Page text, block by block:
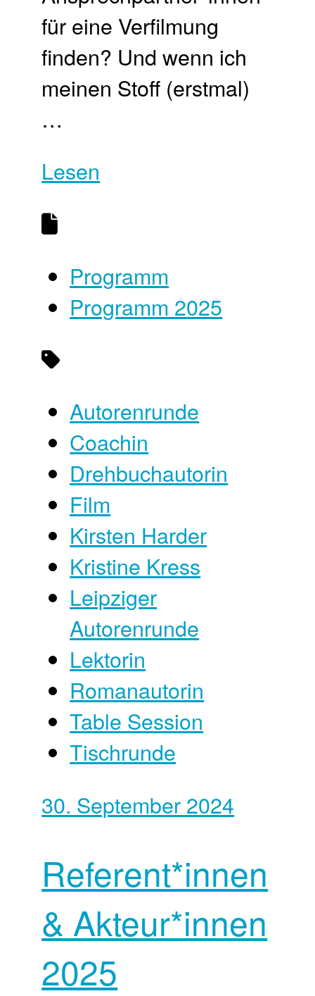
für eine Verfilmung
finden? Und wenn ich
meinen Stoff (erstmal)
…
Lesen
Programm
Programm 2025
Autorenrunde
Coachin
Drehbuchautorin
Film
Kirsten Harder
Kristine Kress
Leipziger
Autorenrunde
Lektorin
Romanautorin
Table Session
Tischrunde
30. September 2024
Referent*innen
& Akteur*innen
2025